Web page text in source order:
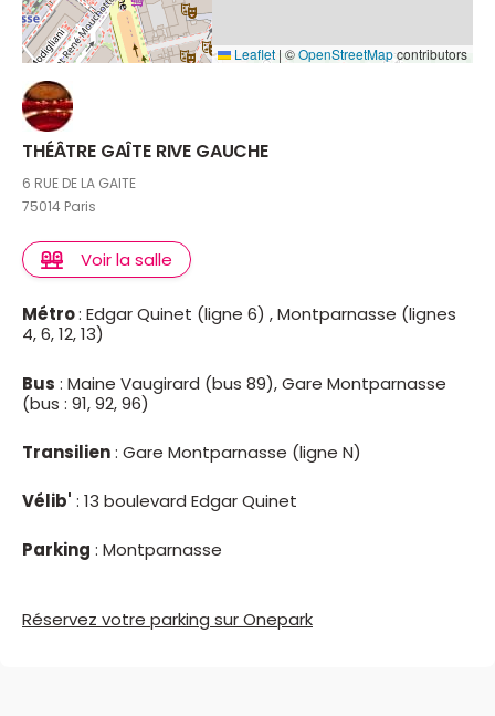
Leaflet | ©OpenStreetMapcontributors
THÉÂTRE GAÎTE RIVE GAUCHE
6 RUE DE LA GAITE
75014 Paris
Voir la salle
Métro: Edgar Quinet (ligne 6) , Montparnasse (lignes
4, 6, 12, 13)
Bus : Maine Vaugirard (bus 89), Gare Montparnasse
(bus : 91, 92, 96)
Transilien: Gare Montparnasse (ligne N)
Vélib' : 13 boulevard Edgar Quinet
Parking : Montparnasse
Réservez votre parking sur Onepark